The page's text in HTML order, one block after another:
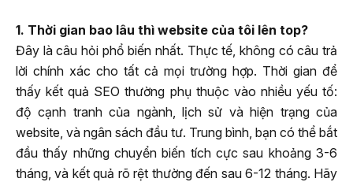
1. Thời gian bao lâu thì website của tôi lên top?
Đây là câu hỏi phổ biến nhất. Thực tế, không có câu trả
lời chính xác cho tất cả mọi trường hợp. Thời gian để
thấy kết quả SEO thường phụ thuộc vào nhiều yếu tố:
độ cạnh tranh của ngành, lịch sử và hiện trạng của
website, và ngân sách đầu tư. Trung bình, bạn có thể bắt
đầu thấy những chuyển biến tích cực sau khoảng 3-6
tháng, và kết quả rõ rệt thường đến sau 6-12 tháng. Hãy